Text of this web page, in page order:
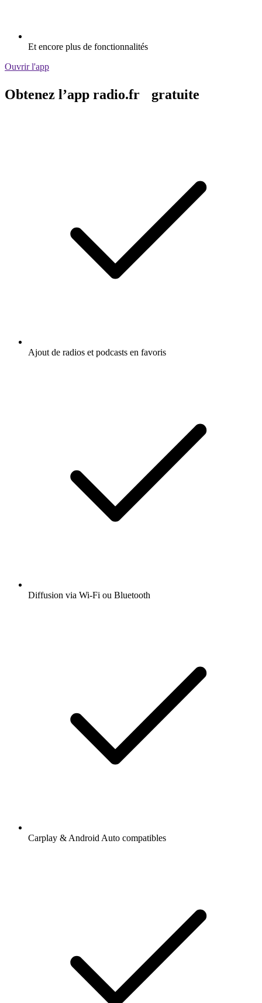
Et encore plus de fonctionnalités
Ouvrir l'app
Obtenez l’app radio.fr gratuite
Ajout de radios et podcasts en favoris
Diffusion via Wi-Fi ou Bluetooth
Carplay & Android Auto compatibles